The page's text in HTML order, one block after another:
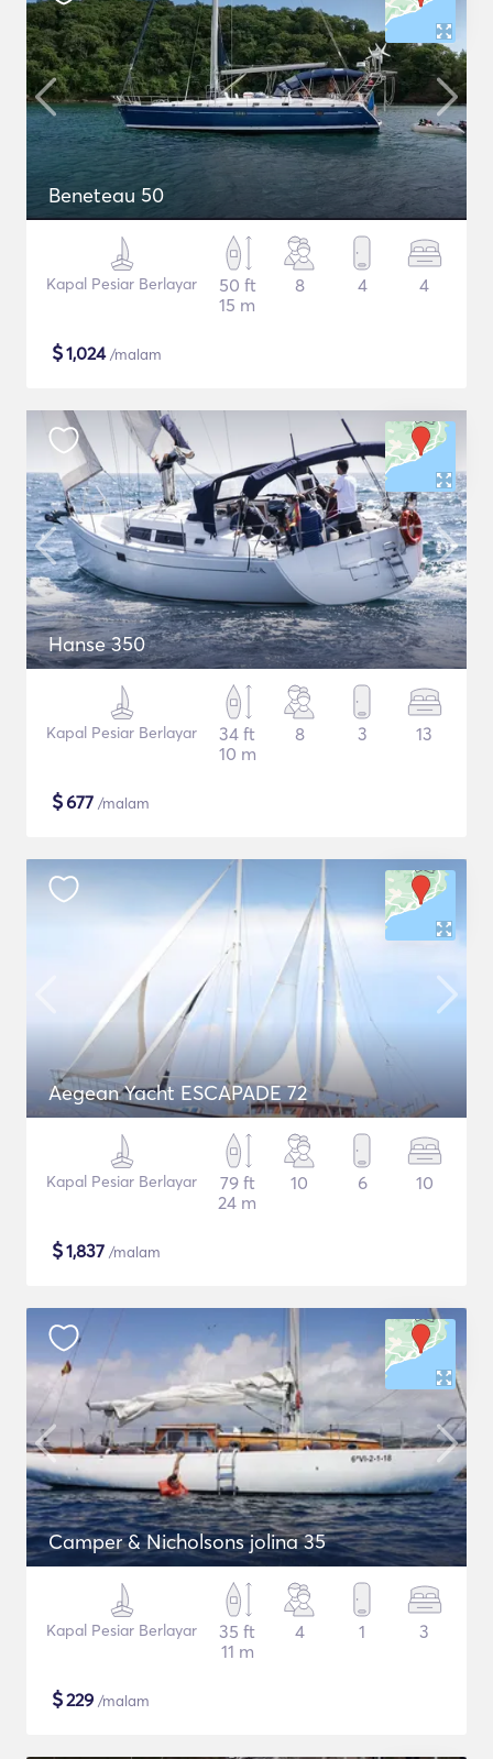
Beneteau 50
Kapal Pesiar Berlayar
50 ft
15 m
8 4 4
$1,024/malam
Hanse 350
Kapal Pesiar Berlayar
34 ft
10 m
8 3 13
$677 /malam
Aegean Yacht ESCAPADE 72
Kapal Pesiar Berlayar
79 ft
24 m
10 6 10
$1,837 /malam
Camper & Nicholsons jolina 35
Kapal Pesiar Berlayar
35 ft
11 m
4 1 3
$229 /malam